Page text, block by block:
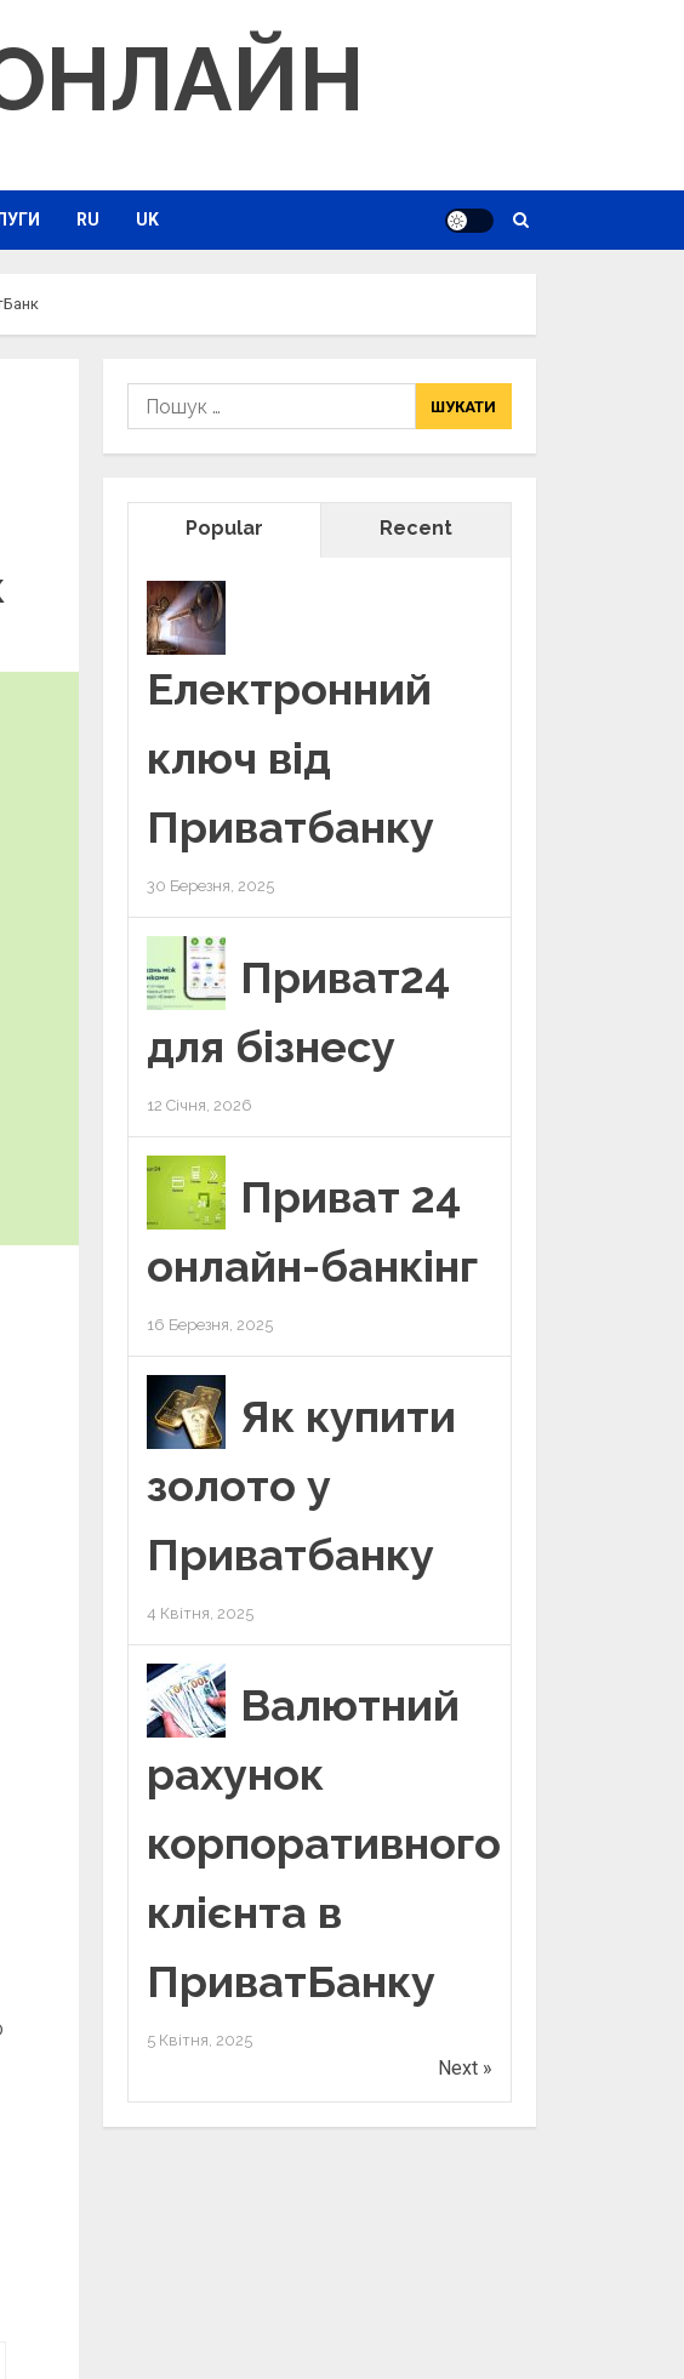
RU UK
Пошук:
Popular Recent
Електронний
ключ від
Приватбанку
30 Березня, 2025
Приват24
для бізнесу
12 Січня, 2026
Приват 24
онлайн-банкінг
16 Березня, 2025
Як купити
золото у
Приватбанку
4 Квітня, 2025
Валютний
рахунок
корпоративного
клієнта в
ПриватБанку
5 Квітня, 2025
Next »